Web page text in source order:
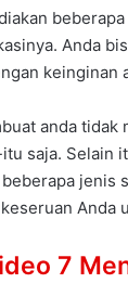
Anda
keinginan
anda tidak
saja. Selain
jenis
Anda
7